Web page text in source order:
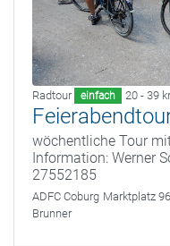
Radtour einfach 20 - 39
wöchentliche Tour
Information: Werner
27552185
ADFC Coburg Marktplatz
Brunner